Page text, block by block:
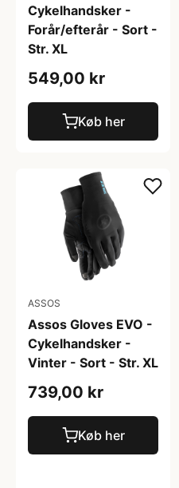
Cykelhandsker -
Forår/efterår - Sort -
Str. XL
549,00 kr
Køb her
ASSOS
Assos Gloves EVO -
Cykelhandsker -
Vinter - Sort - Str. XL
739,00 kr
Køb her